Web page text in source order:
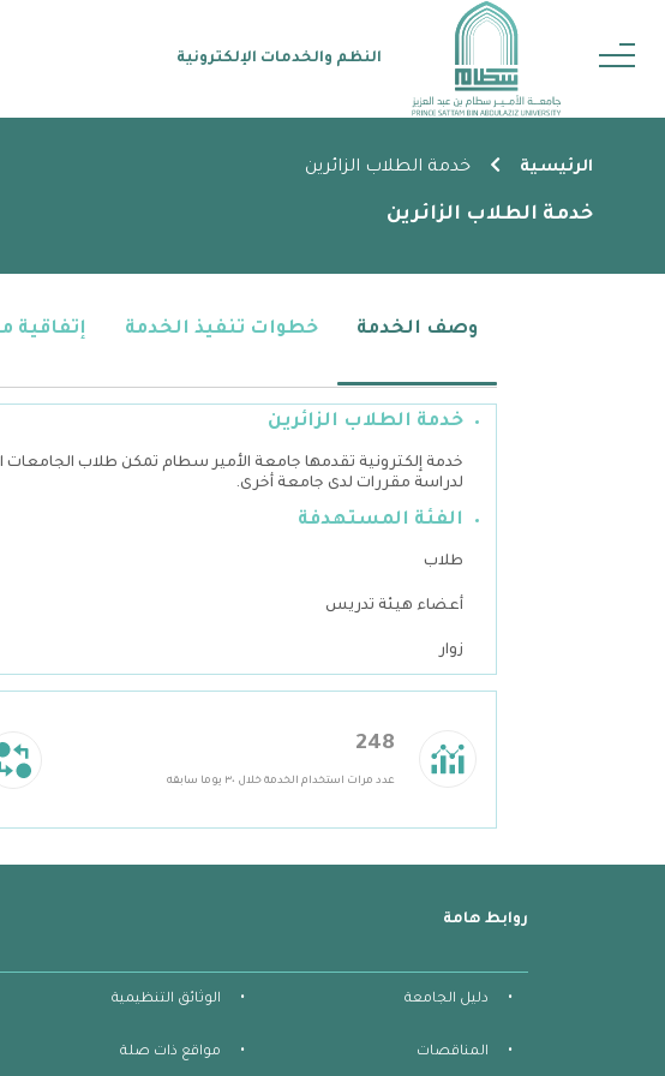
‏ النظم والخدمات الإلكترونية
الرئيسية خدمة الطلاب الزائرين
خدمة الطلاب الزائرين
وصف الخدمة خطوات تنفيذ الخدمة إتفاقية
خدمة الطلاب الزائرين
خدمة إلكترونية تقدمها جامعة الأمير سطام تمكن طلاب
لدراسة مقررات لدى جامعة أخرى.
الفئة المستهدفة
طلاب
أعضاء هيئة تدريس
زوار
248
عدد مرات استخدام الخدمة خلال ٣٠ يوما سابقه
روابط هامة
دليل الجامعة الوثائق التنظيمية
المناقصات مواقع ذات صلة